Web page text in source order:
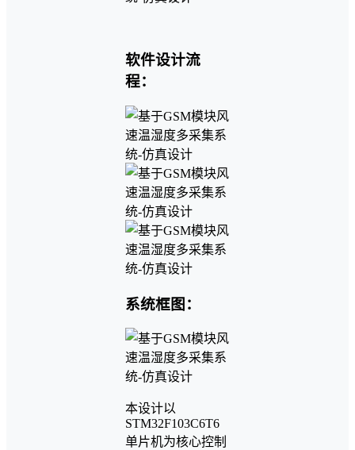
软件设计流
程：
系统框图：
本设计以
STM32F103C6T6
单片机为核心控制